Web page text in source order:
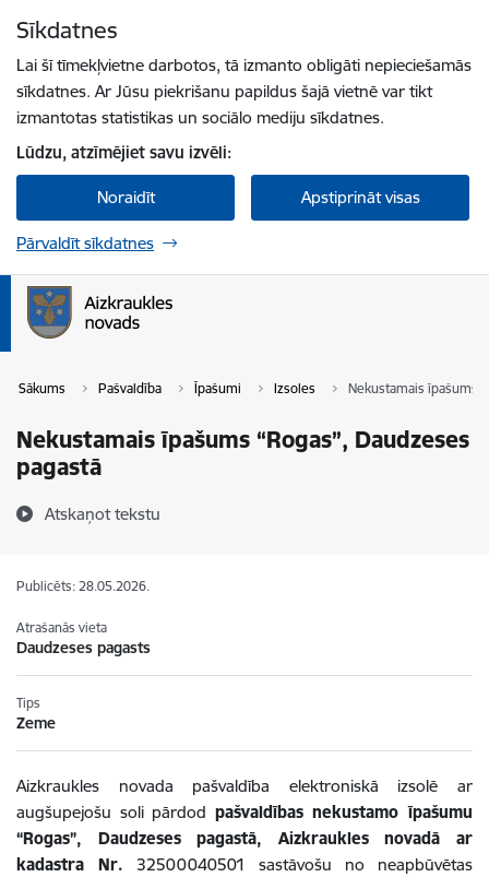
Sīkdatnes
Lai šī tīmekļvietne darbotos, tā izmanto obligāti nepieciešamās
sīkdatnes. Ar Jūsu piekrišanu papildus šajā vietnē var tikt
izmantotas statistikas un sociālo mediju sīkdatnes.
Lūdzu, atzīmējiet savu izvēli:
Noraidīt Apstiprināt visas
Pārvaldīt sīkdatnes
Sākums Pašvaldība Īpašumi Izsoles Nekustamais īpašums
Nekustamais īpašums “Rogas”, Daudzeses
pagastā
Atskaņot tekstu
Publicēts: 28.05.2026.
Atrašanās vieta
Daudzeses pagasts
Tips
Zeme
Aizkraukles novada pašvaldība elektroniskā izsolē ar
augšupejošu soli pārdod pašvaldības nekustamo īpašumu
“Rogas”, Daudzeses pagastā, Aizkraukles novadā ar
kadastra Nr. 32500040501 sastāvošu no neapbūvētas